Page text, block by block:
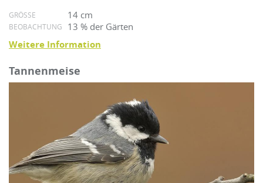
GRÖSSE 14 cm
BEOBACHTUNG 13 % der Gärten
Weitere Information
Tannenmeise